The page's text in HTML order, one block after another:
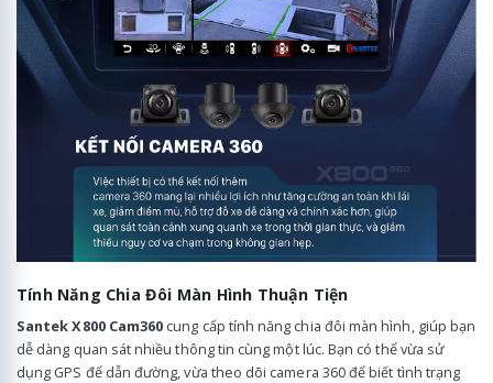
Tính Năng Chia Đôi Màn Hình Thuận Tiện
Santek X800 Cam360 cung cấp tính năng chia đôi màn hình, giúp bạn
dễ dàng quan sát nhiều thông tin cùng một lúc. Bạn có thể vừa sử
dụng GPS để dẫn đường, vừa theo dõi camera 360 để biết tình trạng